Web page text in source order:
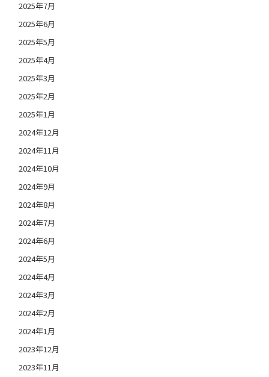
2025年7月
2025年6月
2025年5月
2025年4月
2025年3月
2025年2月
2025年1月
2024年12月
2024年11月
2024年10月
2024年9月
2024年8月
2024年7月
2024年6月
2024年5月
2024年4月
2024年3月
2024年2月
2024年1月
2023年12月
2023年11月